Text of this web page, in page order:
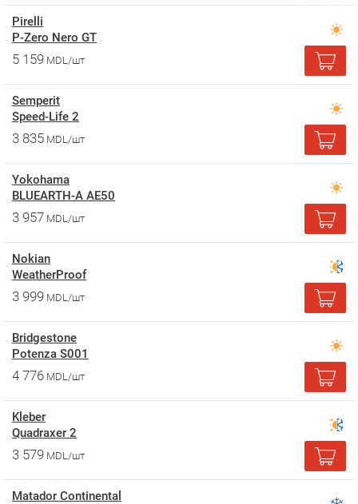
Pirelli
P-Zero Nero GT
5 159 MDL/шт
Semperit
Speed-Life 2
3 835 MDL/шт
Yokohama
BLUEARTH-A AE50
3 957 MDL/шт
Nokian
WeatherProof
3 999 MDL/шт
Bridgestone
Potenza S001
4 776 MDL/шт
Kleber
Quadraxer 2
3 579 MDL/шт
Matador Continental